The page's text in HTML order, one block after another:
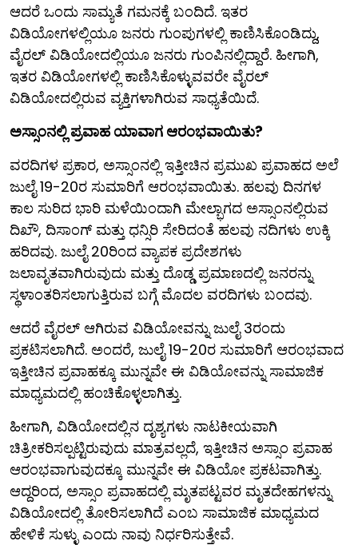
ಆದರೆ ಒಂದು ಸಾಮ್ಯತೆ ಗಮನಕ್ಕೆ ಬಂದಿದೆ. ಇತರ
ವಿಡಿಯೋಗಳಲ್ಲಿಯೂ ಜನರು ಗುಂಪುಗಳಲ್ಲಿ ಕಾಣಿಸಿಕೊಂಡಿದ್ದು,
ವೈರಲ್ ವಿಡಿಯೋದಲ್ಲಿಯೂ ಜನರು ಗುಂಪಿನಲ್ಲಿದ್ದಾರೆ. ಹೀಗಾಗಿ,
ಇತರ ವಿಡಿಯೋಗಳಲ್ಲಿ ಕಾಣಿಸಿಕೊಳ್ಳುವವರೇ ವೈರಲ್
ವಿಡಿಯೋದಲ್ಲಿರುವ ವ್ಯಕ್ತಿಗಳಾಗಿರುವ ಸಾಧ್ಯತೆಯಿದೆ.
ಅಸ್ಸಾಂನಲ್ಲಿ ಪ್ರವಾಹ ಯಾವಾಗ ಆರಂಭವಾಯಿತು?
ವರದಿಗಳ ಪ್ರಕಾರ, ಅಸ್ಸಾಂನಲ್ಲಿ ಇತ್ತೀಚಿನ ಪ್ರಮುಖ ಪ್ರವಾಹದ ಅಲೆ
ಜುಲೈ 19-20ರ ಸುಮಾರಿಗೆ ಆರಂಭವಾಯಿತು. ಹಲವು ದಿನಗಳ
ಕಾಲ ಸುರಿದ ಭಾರಿ ಮಳೆಯಿಂದಾಗಿ ಮೇಲ್ಭಾಗದ ಅಸ್ಸಾಂನಲ್ಲಿರುವ
ದಿಖೌ, ದಿಸಾಂಗ್ ಮತ್ತು ಧನ್ಸಿರಿ ಸೇರಿದಂತೆ ಹಲವು ನದಿಗಳು ಉಕ್ಕಿ
ಹರಿದವು. ಜುಲೈ 20ರಿಂದ ವ್ಯಾಪಕ ಪ್ರದೇಶಗಳು
ಜಲಾವೃತವಾಗಿರುವುದು ಮತ್ತು ದೊಡ್ಡ ಪ್ರಮಾಣದಲ್ಲಿ ಜನರನ್ನು
ಸ್ಥಳಾಂತರಿಸಲಾಗುತ್ತಿರುವ ಬಗ್ಗೆ ಮೊದಲ ವರದಿಗಳು ಬಂದವು.
ಆದರೆ ವೈರಲ್ ಆಗಿರುವ ವಿಡಿಯೋವನ್ನು ಜುಲೈ 3ರಂದು
ಪ್ರಕಟಿಸಲಾಗಿದೆ. ಅಂದರೆ, ಜುಲೈ 19-20ರ ಸುಮಾರಿಗೆ ಆರಂಭವಾದ
ಇತ್ತೀಚಿನ ಪ್ರವಾಹಕ್ಕೂ ಮುನ್ನವೇ ಈ ವಿಡಿಯೋವನ್ನು ಸಾಮಾಜಿಕ
ಮಾಧ್ಯಮದಲ್ಲಿ ಹಂಚಿಕೊಳ್ಳಲಾಗಿತ್ತು.
ಹೀಗಾಗಿ, ವಿಡಿಯೋದಲ್ಲಿನ ದೃಶ್ಯಗಳು ನಾಟಕೀಯವಾಗಿ
ಚಿತ್ರೀಕರಿಸಲ್ಪಟ್ಟಿರುವುದು ಮಾತ್ರವಲ್ಲದೆ, ಇತ್ತೀಚಿನ ಅಸ್ಸಾಂ ಪ್ರವಾಹ
ಆರಂಭವಾಗುವುದಕ್ಕೂ ಮುನ್ನವೇ ಈ ವಿಡಿಯೋ ಪ್ರಕಟವಾಗಿತ್ತು.
ಆದ್ದರಿಂದ, ಅಸ್ಸಾಂ ಪ್ರವಾಹದಲ್ಲಿ ಮೃತಪಟ್ಟವರ ಮೃತದೇಹಗಳನ್ನು
ವಿಡಿಯೋದಲ್ಲಿ ತೋರಿಸಲಾಗಿದೆ ಎಂಬ ಸಾಮಾಜಿಕ ಮಾಧ್ಯಮದ
ಹೇಳಿಕೆ ಸುಳ್ಳು ಎಂದು ನಾವು ನಿರ್ಧರಿಸುತ್ತೇವೆ.